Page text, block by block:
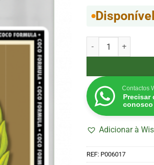
Quantidade de
Contactos
Precisar
conosco
Adicionar à
REF: P006017